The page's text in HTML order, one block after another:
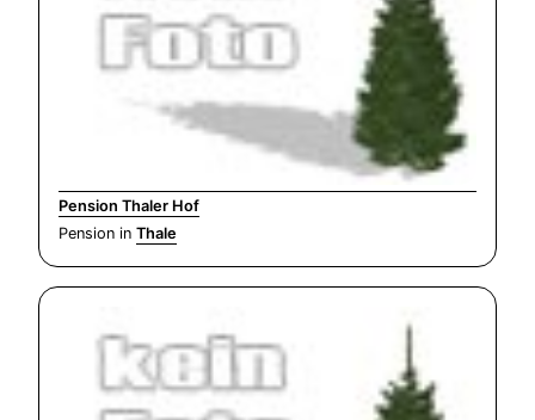
Pension Thaler Hof
Pension in Thale